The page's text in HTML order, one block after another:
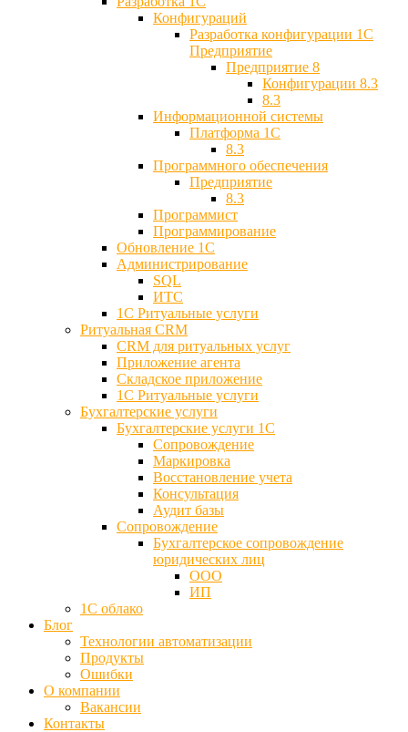
Конфигураций
Разработка конфигурации 1С
Предприятие
Предприятие 8
Конфигурации 8.3
8.3
Информационной системы
Платформа 1С
8.3
Программного обеспечения
Предприятие
8.3
Программист
Программирование
Обновление 1С
Администрирование
SQL
ИТС
1С Ритуальные услуги
Ритуальная CRM
CRM для ритуальных услуг
Приложение агента
Складское приложение
1С Ритуальные услуги
Бухгалтерские услуги
Бухгалтерские услуги 1С
Сопровождение
Маркировка
Восстановление учета
Консультация
Аудит базы
Cопровождение
Бухгалтерское сопровождение
юридических лиц
ООО
ИП
1С облако
Блог
Технологии автоматизации
Продукты
Ошибки
О компании
Вакансии
Контакты